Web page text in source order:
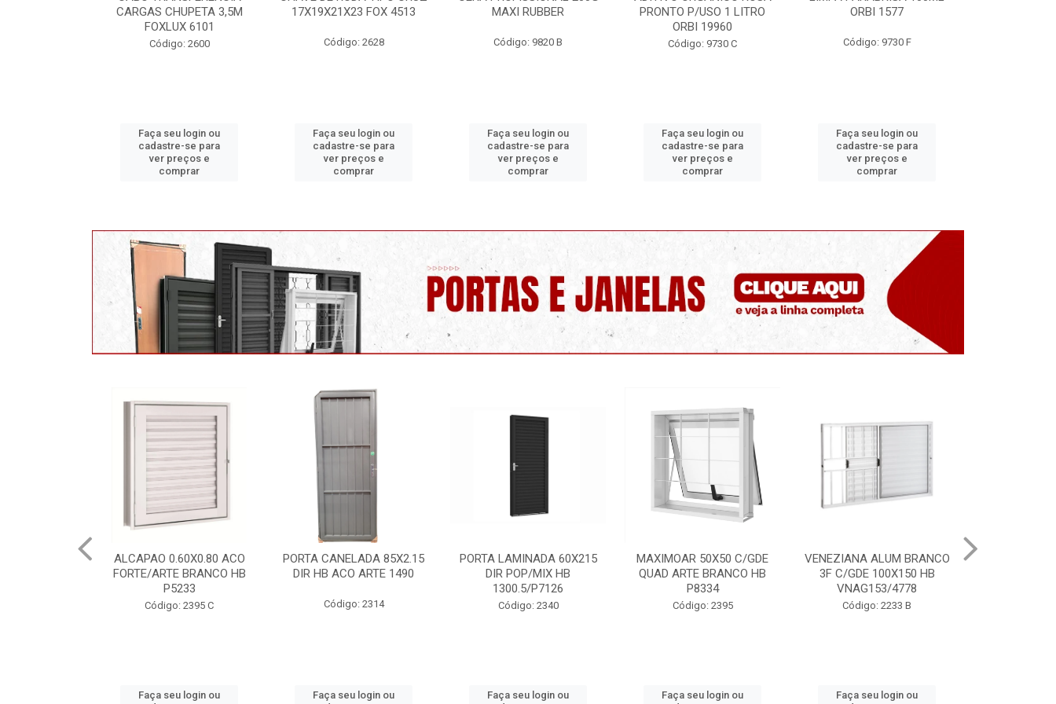
17X19X21X23 FOX 4513
Código: 2628
Faça seu login ou
cadastre-se para
ver preços e
comprar
MAXI RUBBER
Código: 9820 B
Faça seu login ou
cadastre-se para
ver preços e
comprar
PRONTO P/USO 1 LITRO
Código: 9730 C
Faça seu login ou
cadastre-se para
ver preços e
comprar
ORBI 1577
Código: 9730 F
Faça seu login ou
cadastre-se para
ver preços e
comprar
ORBI 246
Código: 9730 E
Faça seu login ou
cadastre-se para
ver preços e
comprar
PORTA CANELADA 85X2.15
DIR HB ACO ARTE 1490
Código: 2314
Faça seu login ou
PORTA LAMINADA 60X215
DIR POP/MIX HB
Código: 2340
Faça seu login ou
MAXIMOAR 50X50 C/GDE
QUAD ARTE BRANCO HB
P8334
Código: 2395
Faça seu login ou
VENEZIANA ALUM BRANCO
3F C/GDE 100X150 HB
VNAG153/4778
Código: 2233 B
Faça seu login ou
PORTA LAMINADA BRANCA
85X215 DIR MIX HB P7134
Código: 2391
Faça seu login ou